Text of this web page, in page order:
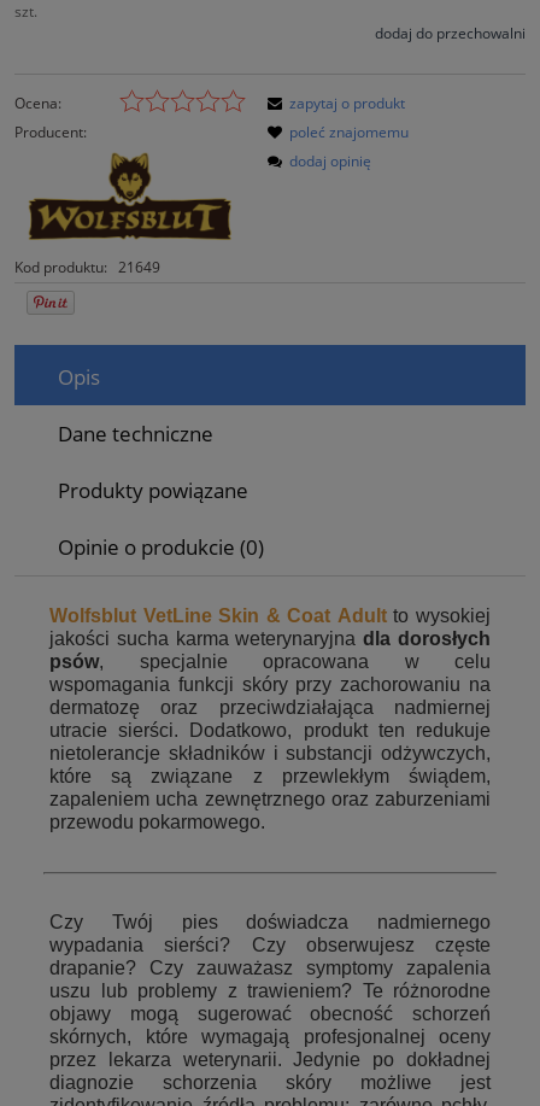
szt.
dodaj do przechowalni
Ocena:
Producent:
Kod produktu: 21649
zapytaj o produkt
poleć znajomemu
dodaj opinię
Opis
Dane techniczne
Produkty powiązane
Opinie o produkcie (0)
Wolfsblut VetLine Skin & Coat Adultto wysokiej
jakości sucha karma weterynaryjnadla dorosłych
psów, specjalnie opracowana w celu
wspomagania funkcji skóry przy zachorowaniu na
dermatozę oraz przeciwdziałająca nadmiernej
utracie sierści. Dodatkowo, produkt ten redukuje
nietolerancje składników i substancji odżywczych,
które są związane z przewlekłym świądem,
zapaleniem ucha zewnętrznego oraz zaburzeniami
przewodu pokarmowego.
Czy Twój pies doświadcza nadmiernego
wypadania sierści? Czy obserwujesz częste
drapanie? Czy zauważasz symptomy zapalenia
uszu lub problemy z trawieniem? Te różnorodne
objawy mogą sugerować obecność schorzeń
skórnych, które wymagają profesjonalnej oceny
przez lekarza weterynarii. Jedynie po dokładnej
diagnozie schorzenia skóry możliwe jest